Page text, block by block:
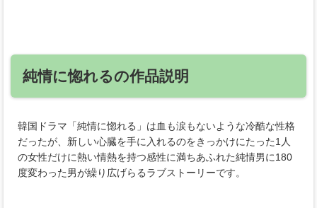
純情に惚れるの作品説明
韓国ドラマ「純情に惚れる」は血も涙もないような冷酷な性格
だったが、新しい心臓を手に入れるのをきっかけにたった1人
の女性だけに熱い情熱を持つ感性に満ちあふれた純情男に180
度変わった男が繰り広げらるラブストーリーです。